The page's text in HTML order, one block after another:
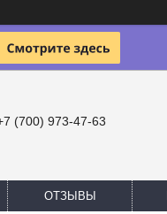
(700) 973-47-63
ОТЗЫВЫ